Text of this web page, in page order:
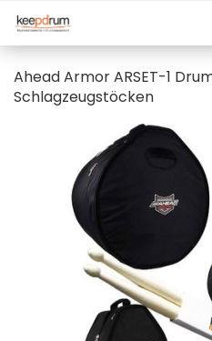
Ahead Armor ARSET-1
Schlagzeugstöcken